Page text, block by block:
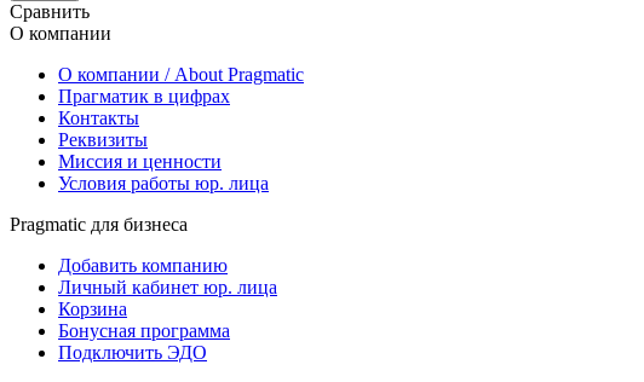
Сравнить
О компании
О компании / About Pragmatic
Прагматик в цифрах
Контакты
Реквизиты
Миссия и ценности
Условия работы юр. лица
Pragmatic для бизнеса
Добавить компанию
Личный кабинет юр. лица
Корзина
Бонусная программа
Подключить ЭДО